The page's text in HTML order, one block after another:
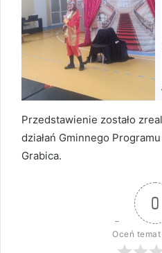
Przedstawienie zostało
działań Gminnego
Grabica.
0
Oceń temat